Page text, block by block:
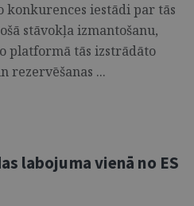
iestādi par tās
stāvokļa izmantošanu,
platformā tās izstrādāto
rezervēšanas ...
labojuma vienā no ES